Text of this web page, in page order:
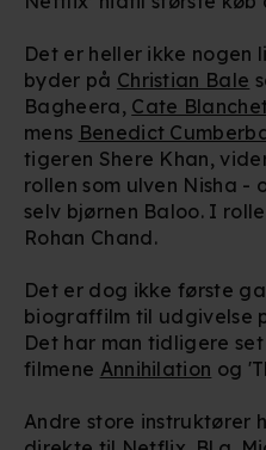
Det er heller ikke nogen
byder på Christian Bale
Bagheera, Cate
mens Benedict
tigeren Shere Khan,
rollen som ulven Nisha -
selv bjørnen Baloo. I
Rohan Chand.
Det er dog ikke første
biograffilm til udgivelse
Det har man tidligere
filmene Annihilation og
Andre store instruktører